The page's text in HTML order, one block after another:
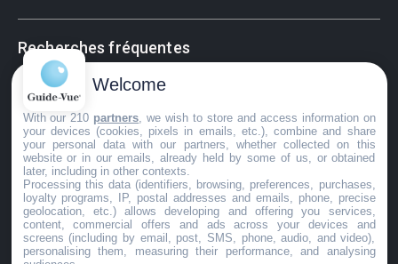
Recherches fréquentes
Pathologies adultes
Signes d'une urgence ophtalmologique
La vision
Acuité visuelle
Myosis / mydriase
Œdème oculaire
©GuideVue2024
Welcome
With our 210 partners , we wish to store and access information on
your devices (cookies, pixels in emails, etc.), combine and share
your personal data with our partners, whether collected on this
website or in our emails, already held by some of us, or obtained
later, including in other contexts.
Processing this data (identifiers, browsing, preferences, purchases,
loyalty programs, IP, postal addresses and emails, phone, precise
geolocation, etc.) allows developing and offering you services,
content, commercial offers and ads across your devices and
screens (including by email, post, SMS, phone, audio, and video),
personalising them, measuring their performance, and analysing